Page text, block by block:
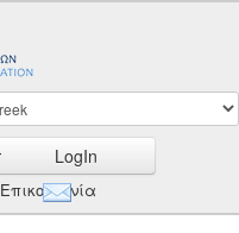
LogIn
Επικοινωνία